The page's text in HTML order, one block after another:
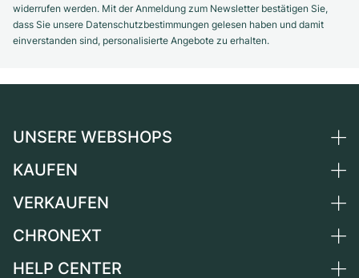
widerrufen werden. Mit der Anmeldung zum Newsletter bestätigen Sie,
dass Sie unsere Datenschutzbestimmungen gelesen haben und damit
einverstanden sind, personalisierte Angebote zu erhalten.
UNSERE WEBSHOPS
Deutschland
Schweiz
Frankreich
KAUFEN
Alle Luxusuhren
Independent Brands
VERKAUFEN
Uhr verkaufen
CHRONEXT
Über uns
HELP CENTER